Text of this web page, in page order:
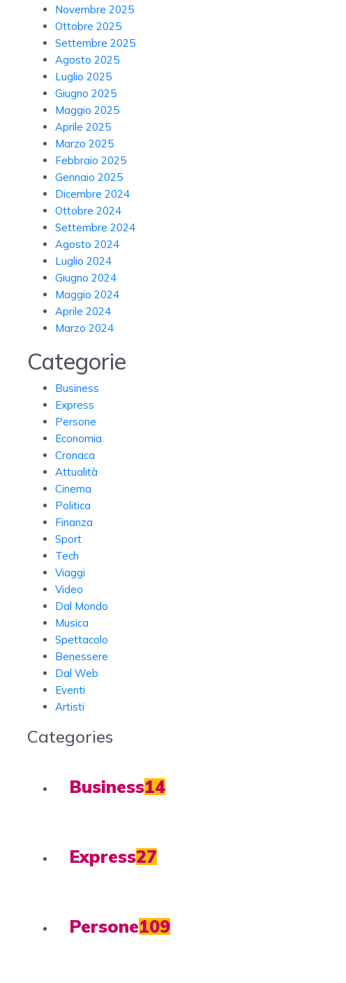
Novembre 2025
Ottobre 2025
Settembre 2025
Agosto 2025
Luglio 2025
Giugno 2025
Maggio 2025
Aprile 2025
Marzo 2025
Febbraio 2025
Gennaio 2025
Dicembre 2024
Ottobre 2024
Settembre 2024
Agosto 2024
Luglio 2024
Giugno 2024
Maggio 2024
Aprile 2024
Marzo 2024
Categorie
Business
Express
Persone
Economia
Cronaca
Attualità
Cinema
Politica
Finanza
Sport
Tech
Viaggi
Video
Dal Mondo
Musica
Spettacolo
Benessere
Dal Web
Eventi
Artisti
Categories
Business14
Express27
Persone109